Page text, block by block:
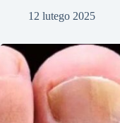
12 lutego 2025